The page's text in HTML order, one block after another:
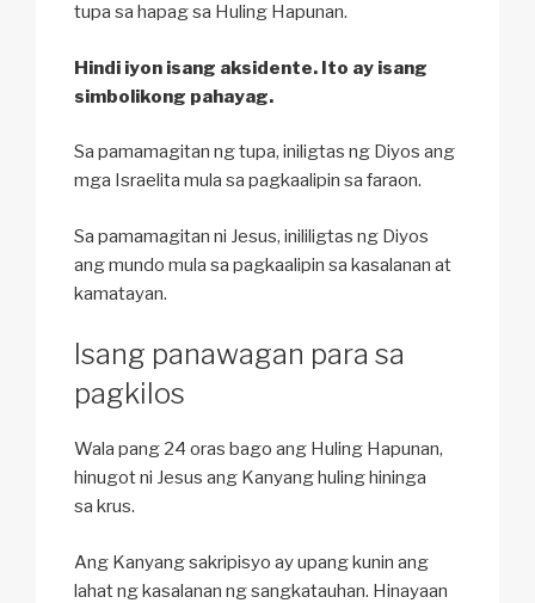
tupa sa hapag sa Huling Hapunan.
Hindi iyon isang aksidente. Ito ay isang
simbolikong pahayag.
Sa pamamagitan ng tupa, iniligtas ng Diyos ang
mga Israelita mula sa pagkaalipin sa faraon.
Sa pamamagitan ni Jesus, inililigtas ng Diyos
ang mundo mula sa pagkaalipin sa kasalanan at
kamatayan.
Isang panawagan para sa
pagkilos
Wala pang 24 oras bago ang Huling Hapunan,
hinugot ni Jesus ang Kanyang huling hininga
sa krus.
Ang Kanyang sakripisyo ay upang kunin ang
lahat ng kasalanan ng sangkatauhan. Hinayaan